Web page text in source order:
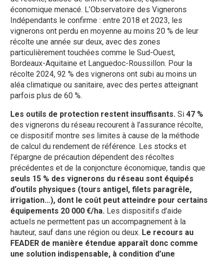
économique menacé. L’Observatoire des Vignerons
Indépendants le confirme : entre 2018 et 2023, les
vignerons ont perdu en moyenne au moins 20 % de leur
récolte une année sur deux, avec des zones
particulièrement touchées comme le Sud-Ouest,
Bordeaux-Aquitaine et Languedoc-Roussillon. Pour la
récolte 2024, 92 % des vignerons ont subi au moins un
aléa climatique ou sanitaire, avec des pertes atteignant
parfois plus de 60 %.
Les outils de protection restent insuffisants. Si47 %
des vignerons du réseau recourent à l’assurance récolte,
ce dispositif montre ses limites à cause de la méthode
de calcul du rendement de référence. Les stocks et
l’épargne de précaution dépendent des récoltes
précédentes et de la conjoncture économique, tandis que
seuls 15 % des vignerons du réseau sont équipés
d’outils physiques (tours antigel, filets paragrêle,
irrigation…), dont le coût peut atteindre pour certains
équipements 20 000 €/ha. Les dispositifs d’aide
actuels ne permettent pas un accompagnement à la
hauteur, sauf dans une région ou deux. Le recours au
FEADER de manière étendue apparaît donc comme
une solution indispensable, à condition d’une